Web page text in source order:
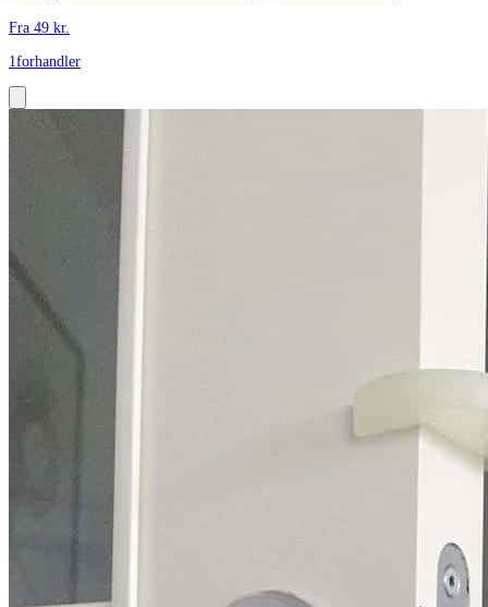
Fra 49 kr.
1forhandler